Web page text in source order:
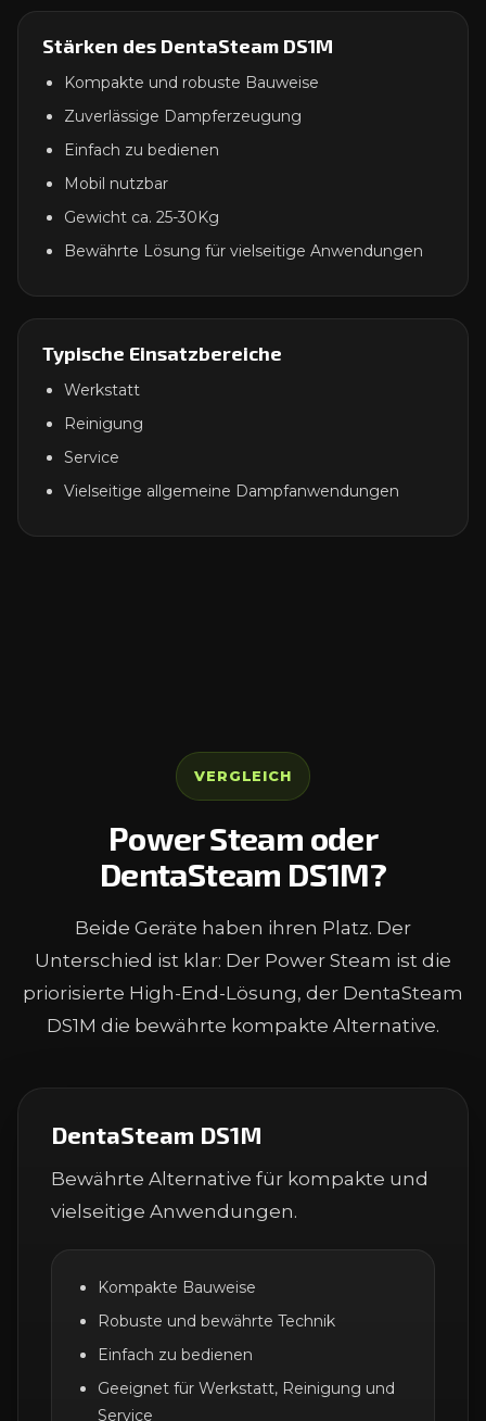
Stärken des DentaSteam DS1M
Kompakte und robuste Bauweise
Zuverlässige Dampferzeugung
Einfach zu bedienen
Mobil nutzbar
Gewicht ca. 25-30Kg
Bewährte Lösung für vielseitige Anwendungen
Typische Einsatzbereiche
Werkstatt
Reinigung
Service
Vielseitige allgemeine Dampfanwendungen
VERGLEICH
Power Steam oder
DentaSteam DS1M?
Beide Geräte haben ihren Platz. Der
Unterschied ist klar: Der Power Steam ist die
priorisierte High-End-Lösung, der DentaSteam
DS1M die bewährte kompakte Alternative.
DentaSteam DS1M
Bewährte Alternative für kompakte und
vielseitige Anwendungen.
Kompakte Bauweise
Robuste und bewährte Technik
Einfach zu bedienen
Geeignet für Werkstatt, Reinigung und
Service